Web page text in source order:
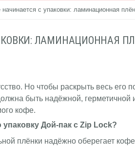
с упаковки: ламинационная
ЛАМИНАЦИОННАЯ
Но чтобы раскрыть весь его
быть надёжной, герметичной
кофе.
Дой-пак с Zip Lock?
плёнки надёжно оберегает